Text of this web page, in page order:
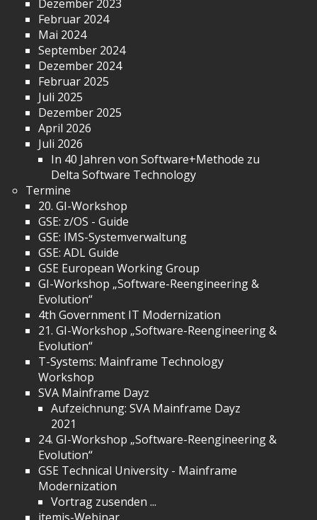
Dezember 2023
Februar 2024
Mai 2024
September 2024
Dezember 2024
Februar 2025
Juli 2025
Dezember 2025
April 2026
Juli 2026
In 40 Jahren von Software+Methode zu
Delta Software Technology
Termine
20. GI-Workshop
GSE: z/OS - Guide
GSE: IMS-Systemverwaltung
GSE: ADL Guide
GSE European Working Group
GI-Workshop „Software-Reengineering &
Evolution“
4th Government IT Modernization
21. GI-Workshop „Software-Reengineering &
Evolution“
T-Systems: Mainframe Technology
Workshop
SVA Mainframe Dayz
Aufzeichnung: SVA Mainframe Dayz
2021
24. GI-Workshop „Software-Reengineering &
Evolution“
GSE Technical University - Mainframe
Modernization
Vortrag zusenden ...